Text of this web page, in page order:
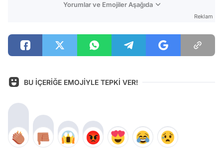
Yorumlar ve Emojiler Aşağıda
Reklam
BU İÇERİĞE EMOJİYLE TEPKİ VER!